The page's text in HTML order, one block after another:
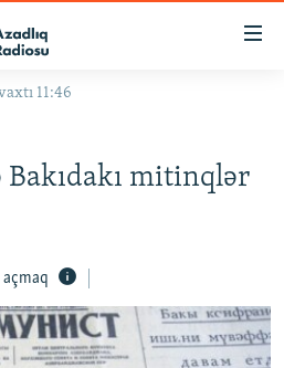
11:46
mitinqlər